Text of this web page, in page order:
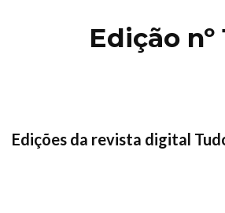
Edição nº
Edições da revista digital